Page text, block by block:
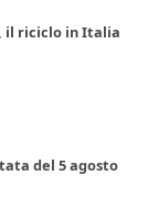
il riciclo in Italia
del 5 agosto